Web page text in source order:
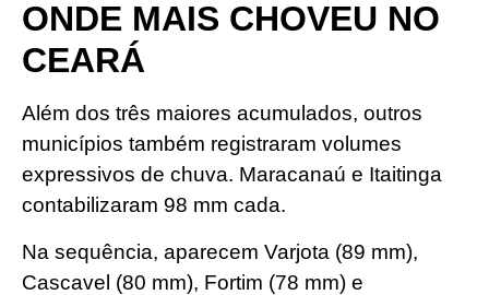
ONDE MAIS CHOVEU NO
CEARÁ
Além dos três maiores acumulados, outros
municípios também registraram volumes
expressivos de chuva. Maracanaú e Itaitinga
contabilizaram 98 mm cada.
Na sequência, aparecem Varjota (89 mm),
Cascavel (80 mm), Fortim (78 mm) e